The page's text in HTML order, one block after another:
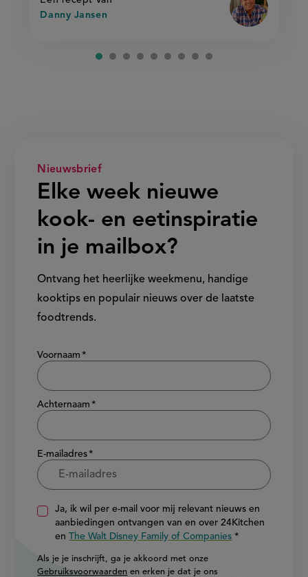
Danny Jansen
Nieuwsbrief
Elke week nieuwe
kook- en eetinspiratie
in je mailbox?
Ontvang het heerlijke weekmenu, handige
kooktips en populair nieuws over de laatste
foodtrends.
Show/hide
Voornaam
Achternaam
E-mailadres
Ja, ik wil per e-mail voor mij relevant nieuws en
aanbiedingen ontvangen van en over 24Kitchen
enThe Walt Disney Family of Companies
Als je je inschrijft, ga je akkoord met onze
Gebruiksvoorwaarden en erken je dat je ons